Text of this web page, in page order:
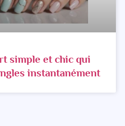
simple et chic qui
instantanément